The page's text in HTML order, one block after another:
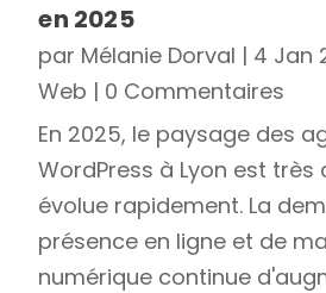
en 2025
par Mélanie Dorval | 4 Jan
Web | 0 Commentaires
En 2025, le paysage des
WordPress à Lyon est
évolue rapidement. La
présence en ligne et de
numérique continue